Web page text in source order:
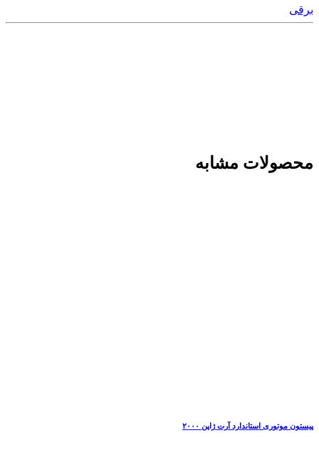
برقی
محصولات مشابه
پیستون موتوری استاندارد آرت ژاپن ۲۰۰۰